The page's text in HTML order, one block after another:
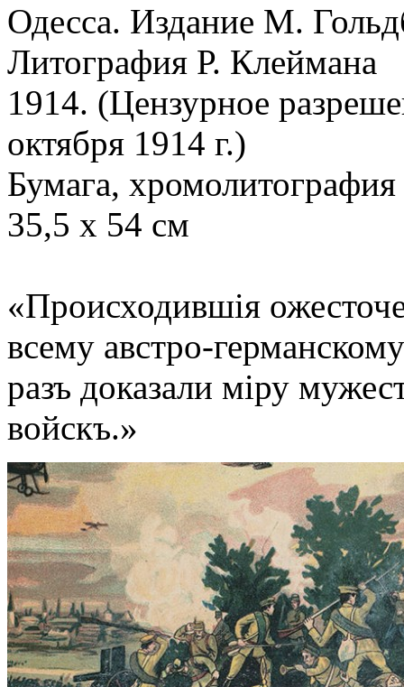
Одесса. Издание М.
Литография Р. Клеймана
1914. (Цензурное
октября 1914 г.)
Бумага, хромолитография
35,5 х 54 см
«Происходившiя
всему австро-германскому
разъ доказали мiру
войскъ.»